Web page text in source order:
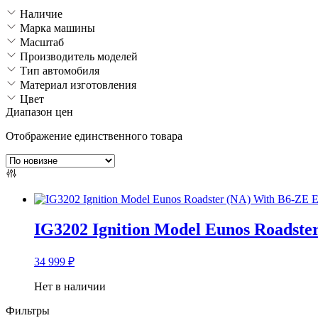
Наличие
Марка машины
Масштаб
Производитель моделей
Тип автомобиля
Материал изготовления
Цвет
Диапазон цен
Отображение единственного товара
IG3202 Ignition Model Eunos
34 999 ₽
Нет в наличии
Фильтры